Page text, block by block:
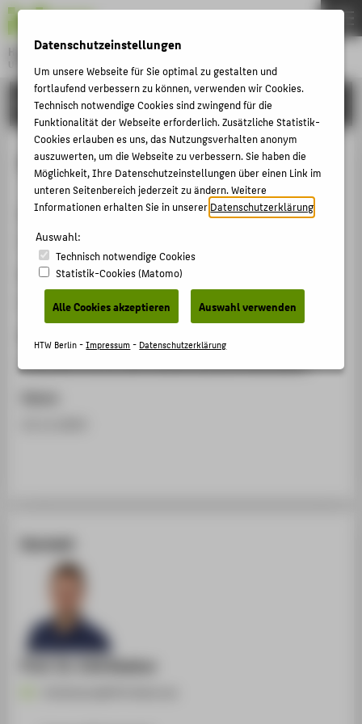
Hochschule für Technik und Wirtschaft Berlin
University of Applied Sciences
Menu
FORSCHUNG
ECCV 2024 Outstanding Reviewer
Vergabeorganisation
European Conference on Computer Vision
Veranstaltung der Preisverleihung
European Conference on Computer Vision
Kontakt
Prof. Dr. Erik Rodner
THEMEN
HOCHSCHULE
CAMPUS
STUDIUM
LEHRE
KARRIERE
INTERNATIONAL
INFORMATIONEN FÜR
STUDIENINTERESSIERTE
Datenschutzeinstellungen
Um unsere Webseite für Sie optimal zu gestalten und
fortlaufend verbessern zu können, verwenden wir Cookies.
Technisch notwendige Cookies sind zwingend für die
Funktionalität der Webseite erforderlich. Zusätzliche Statistik-
Cookies erlauben es uns, das Nutzungsverhalten anonym
auszuwerten, um die Webseite zu verbessern. Sie haben die
Möglichkeit, Ihre Datenschutzeinstellungen über einen Link im
unteren Seitenbereich jederzeit zu ändern. Weitere
Informationen erhalten Sie in unsererDatenschutzerklärung
Auswahl:
Technisch notwendige Cookies
Statistik-Cookies (Matomo)
Alle Cookies akzeptieren Auswahl verwenden
HTW Berlin -Impressum- Datenschutzerklärung